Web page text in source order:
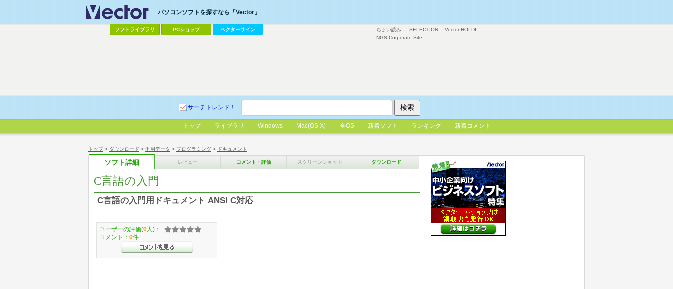
トップ> ダウンロード > 汎用データ > プログラミング > ドキュメント
ソフト詳細 レビュー コメント・評価 スクリーンショット ダウンロード
C言語の入門
C言語の入門用ドキュメント ANSI C対応
ユーザーの評価(0 人)：
コメント： 0件
ちょい読み! SELECTION
Vector HOLDI
NGS Corporate Site
パソコンソフトを探すなら「Vector」
ソフトライブラリ PCショップ ベクターサイン
サーチトレンド！
トップ ライブラリ Windows Mac(OS X) 全OS 新着ソフト ランキング 新着コメント